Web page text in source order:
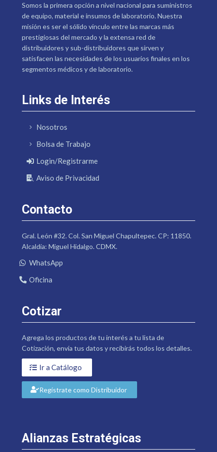
Somos la primera opción a nivel nacional para suministros
de equipo, material e insumos de laboratorio. Nuestra
misión es ser el sólido vínculo entre las marcas más
prestigiosas del mercado y la extensa red de
distribuidores y sub-distribuidores que sirven y
satisfacen las necesidades de los usuarios finales en los
segmentos médicos y de laboratorio.
Links de Interés
Nosotros
Bolsa de Trabajo
Login/Registrarme
Aviso de Privacidad
Contacto
Gral. León #32. Col. San Miguel Chapultepec. CP: 11850.
Alcaldía: Miguel Hidalgo. CDMX.
WhatsApp
Oficina
Cotizar
Agrega los productos de tu interés a tu lista de
Cotización, envía tus datos y recibirás todos los detalles.
Ir a Catálogo
Regístrate como Distribuidor
Alianzas Estratégicas